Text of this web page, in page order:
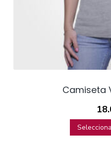
Camiseta